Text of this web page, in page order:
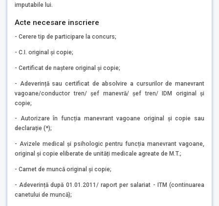
imputabile lui.
Acte necesare inscriere
- Cerere tip de participare la concurs;
- C.I. original și copie;
- Certificat de naștere original și copie;
- Adeverință sau certificat de absolvire a cursurilor de manevrant
vagoane/conductor tren/ șef manevră/ șef tren/ IDM original și
copie;
- Autorizare în funcția manevrant vagoane original și copie sau
declarație (*);
- Avizele medical și psihologic pentru funcția manevrant vagoane,
original și copie eliberate de unități medicale agreate de M.T.;
- Carnet de muncă original și copie;
- Adeverință după 01.01.2011/ raport per salariat - ITM (continuarea
canetului de muncă);